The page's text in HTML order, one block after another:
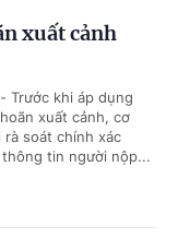
xuất cảnh
Trước khi áp dụng
xuất cảnh, cơ
soát chính xác
tin người nộp...